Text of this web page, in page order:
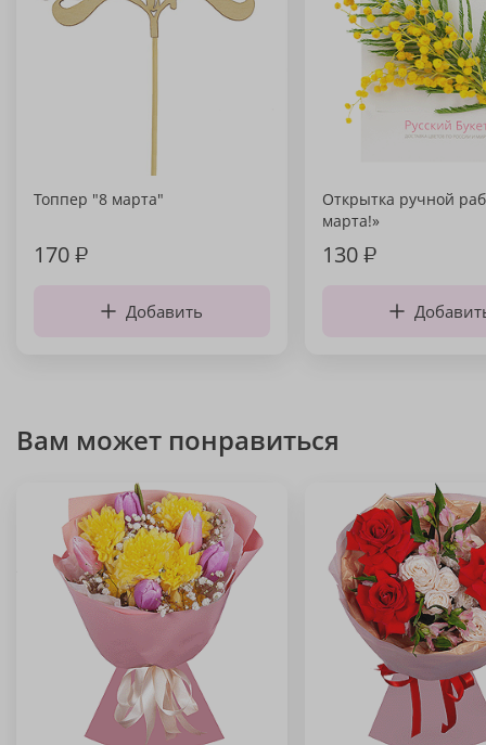
Топпер "8 марта"
170₽
Добавить
Открытка ручной
марта!»
130₽
Вам может понравиться